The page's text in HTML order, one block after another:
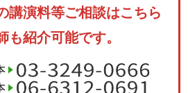
講演料等ご相談はこちら
紹介可能です。